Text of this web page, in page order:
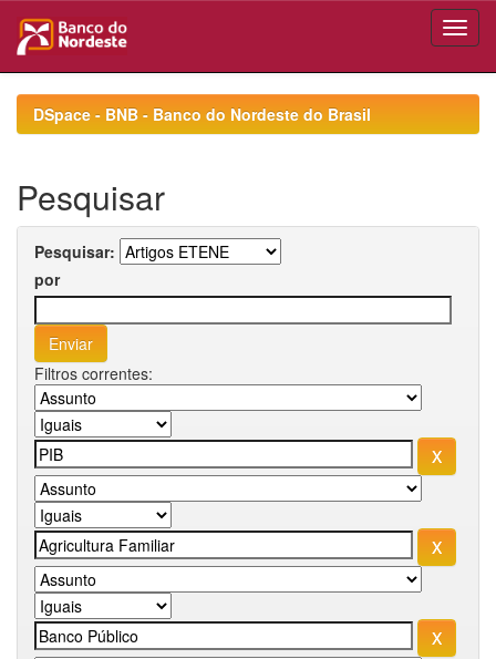
navigationDSpace - BNB - Banco do Nordeste do Brasil
Pesquisar
Pesquisar:
por
Filtros correntes: